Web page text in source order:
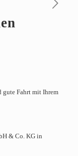
gute Fahrt mit Ihrem
& Co. KG in